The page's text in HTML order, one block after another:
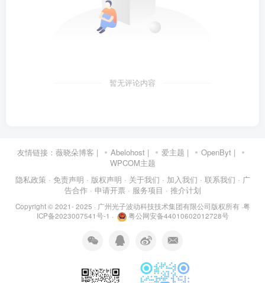
暂无评论内容
友情链接： 薇晓朵博客 | Abelohost | 爱主题 | OpenByt |
WPCOM主题
隐私政策 · 免责声明 · 版权声明 · 关于我们 · 加入我们 · 联系我们 · 广
告合作 · 申请开票 · 服务项目 · 推介计划
Copyright © 2021- 2025 · 广州光子波动科技技术集团有限公司版权所有·粤
ICP备2023007541号-1 · 粤公网安备44010602012728号